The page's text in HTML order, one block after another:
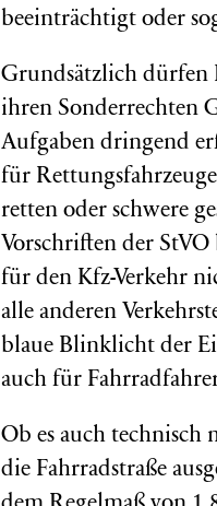
beeinträchtigt oder
Grundsätzlich dürfen
ihren Sonderrechten
Aufgaben dringend
für
retten oder schwere
Vorschriften der
für den Kfz-Verkehr
alle anderen
blaue Blinklicht der
auch für
Ob es auch technisch
die Fahrradstraße